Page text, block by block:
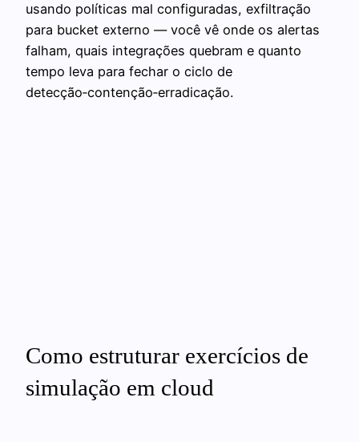
usando políticas mal configuradas, exfiltração
para bucket externo — você vê onde os alertas
falham, quais integrações quebram e quanto
tempo leva para fechar o ciclo de
detecção‑contenção‑erradicação.
Como estruturar exercícios de
simulação em cloud